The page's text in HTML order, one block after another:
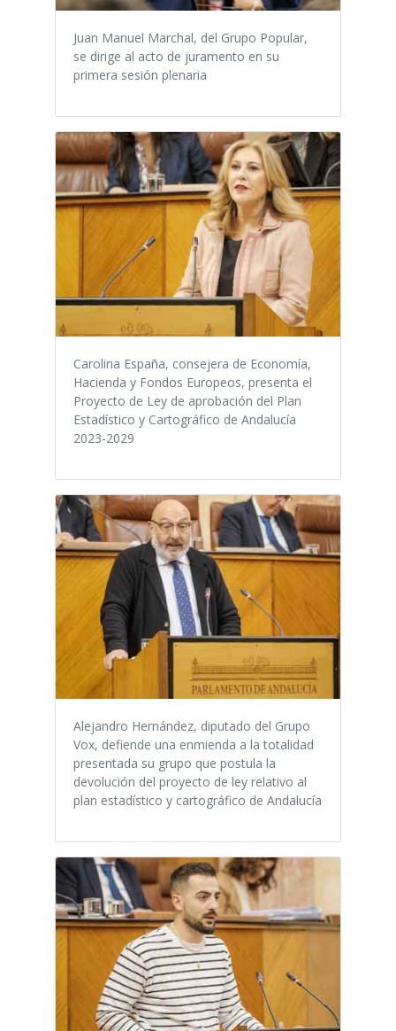
Juan Manuel Marchal, del Grupo Popular,
se dirige al acto de juramento en su
primera sesión plenaria
Carolina España, consejera de Economía,
Hacienda y Fondos Europeos, presenta el
Proyecto de Ley de aprobación del Plan
Estadístico y Cartográfico de Andalucía
2023-2029
Alejandro Hernández, diputado del Grupo
Vox, defiende una enmienda a la totalidad
presentada su grupo que postula la
devolución del proyecto de ley relativo al
plan estadístico y cartográfico de Andalucía